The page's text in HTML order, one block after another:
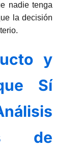
nadie tenga
la decisión
y
Sí
de